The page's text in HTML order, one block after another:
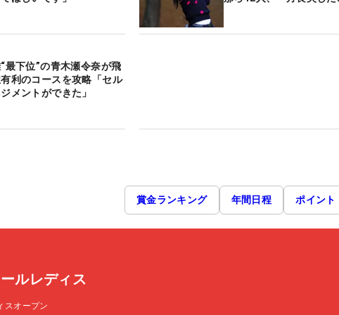
最下位”の青木瀬令奈が飛
利のコースを攻略「セル
メントができた」
賞金ランキング 年間日程 ポイント
ルレディス
スオープン